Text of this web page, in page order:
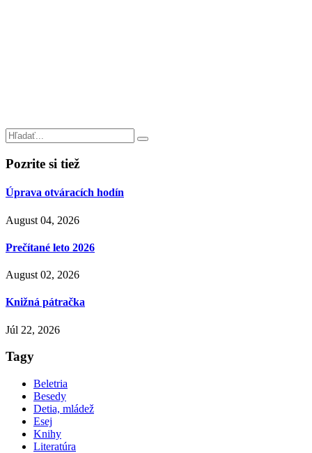
Pozrite si tiež
Úprava otváracích hodín
August 04, 2026
Prečítané leto 2026
August 02, 2026
Knižná pátračka
Júl 22, 2026
Tagy
Beletria
Besedy
Detia, mládež
Esej
Knihy
Literatúra